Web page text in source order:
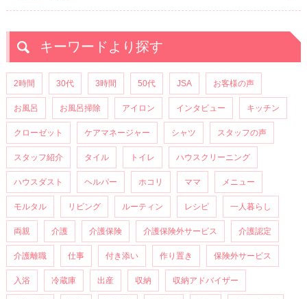
キーワードより探す
2時間 30代 3時間 50代 JSA お客様の声
お風呂 お風呂掃除 アイロン インタビュー キッチン
クローゼット ケアマネージャー シャツ スタッフの声
スタッフ紹介 タイル トイレ ハウスクリーニング
ハウスダスト ヘルパー ホコリ ママ メニュー
モルタル リビング ルーティン レシピ 一人暮らし
両親 介護 介護保険 介護保険外サービス 介護認定
介護離職 仕事 付き添い 作り置き 保険外サービス
入浴 冷蔵庫 出産 収納 収納アドバイザー